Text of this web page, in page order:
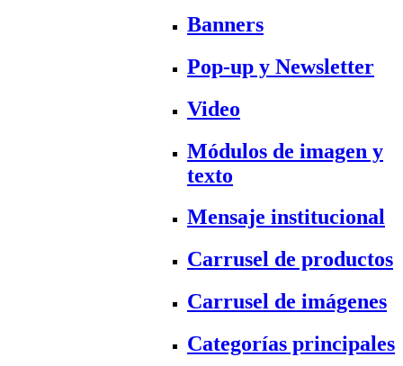
Banners
Pop-up y Newsletter
Video
Módulos de imagen y
texto
Mensaje institucional
Carrusel de productos
Carrusel de imágenes
Categorías principales